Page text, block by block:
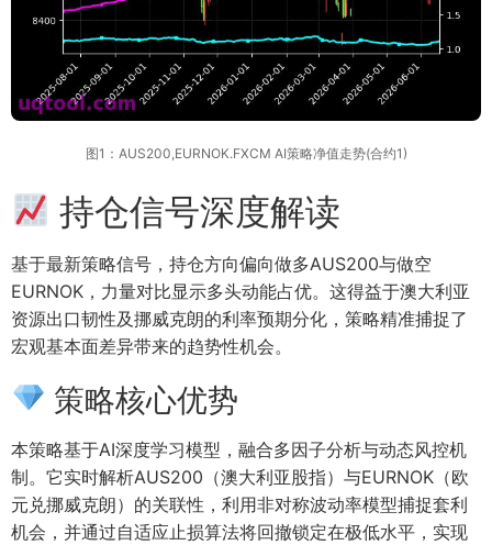
图1：AUS200,EURNOK.FXCM AI策略净值走势(合约1)
持仓信号深度解读
基于最新策略信号，持仓方向偏向做多AUS200与做空
EURNOK，力量对比显示多头动能占优。这得益于澳大利亚
资源出口韧性及挪威克朗的利率预期分化，策略精准捕捉了
宏观基本面差异带来的趋势性机会。
策略核心优势
本策略基于AI深度学习模型，融合多因子分析与动态风控机
制。它实时解析AUS200（澳大利亚股指）与EURNOK（欧
元兑挪威克朗）的关联性，利用非对称波动率模型捕捉套利
机会，并通过自适应止损算法将回撤锁定在极低水平，实现